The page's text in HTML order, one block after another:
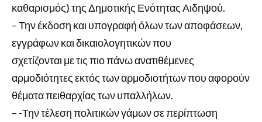
καθαρισμός) της Δημοτικής Ενότητας Αιδηψού.
– Την έκδοση και υπογραφή όλων των αποφάσεων,
εγγράφων και δικαιολογητικών που
σχετίζονται με τις πιο πάνω ανατιθέμενες
αρμοδιότητες εκτός των αρμοδιοτήτων που αφορούν
θέματα πειθαρχίας των υπαλλήλων.
– -Την τέλεση πολιτικών γάμων σε περίπτωση